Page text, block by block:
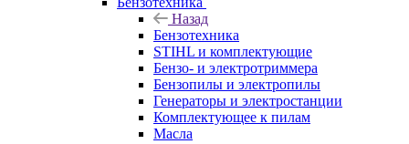
Назад
Бензотехника
STIHL и комплектующие
Бензо- и электротриммера
Бензопилы и электропилы
Генераторы и электростанции
Комплектующее к пилам
Масла